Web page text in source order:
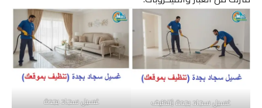
غسيل سجاد بجدة (تنظيف
غسيل سجاد بجدة